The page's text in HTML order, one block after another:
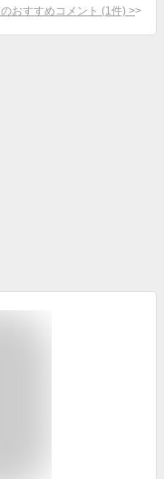
おすすめコメント (1 件) >